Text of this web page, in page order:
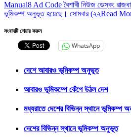
Manual8 Ad Code বৈশাখী নিউজ ডেস্ক:
ভূমিকম্প অনুভূত হয়েছে। সোমবার (২২Read
সংবাদটি শেয়ার করুন
WhatsApp
দেশে আবারও ভূমিকম্প অনুভূত
আবারও ভূমিকম্পে কেঁপে উঠল দেশ
মধ্যরাতে দেশের বিভিন্ন স্থানে ভূমিকম্প
দেশের বিভিন্ন স্থানে ভূমিকম্প অনুভূত